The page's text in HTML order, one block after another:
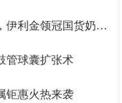
国货奶粉盛典进入倒计时
管球囊扩张术
钜惠火热来袭